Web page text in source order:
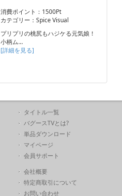
消費ポイント：1500Pt
カテゴリー：Spice Visual
プリプリの桃尻もハジケる元気娘！
小柄ム…
[詳細を見る]
タイトル一覧
バグースTVとは?
単品ダウンロード
マイページ
会員サポート
会社概要
特定商取引について
お問い合わせ